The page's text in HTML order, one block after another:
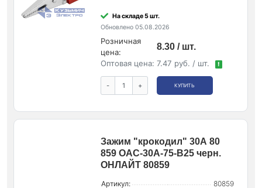
На складе 5 шт.
Обновлено 05.08.2026
Розничная
цена:
8.30 / шт.
Оптовая цена: 7.47 руб. / шт. !
- + КУПИТЬ
Зажим "крокодил" 30А 80
859 OAC-30A-75-B25 черн.
ОНЛАЙТ 80859
Артикул: 80859